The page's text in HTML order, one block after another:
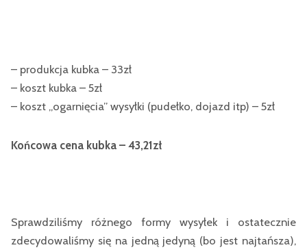
– produkcja kubka – 33zł
– koszt kubka – 5zł
– koszt „ogarnięcia” wysyłki (pudełko, dojazd itp) – 5zł
Końcowa cena kubka – 43,21zł
Sprawdziliśmy różnego formy wysyłek i ostatecznie
zdecydowaliśmy się na jedną jedyną (bo jest najtańsza),